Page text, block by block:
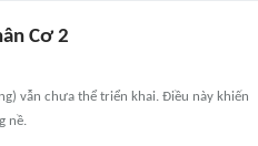
Cơ 2
vẫn chưa thể triển khai. Điều này khiến
nề.